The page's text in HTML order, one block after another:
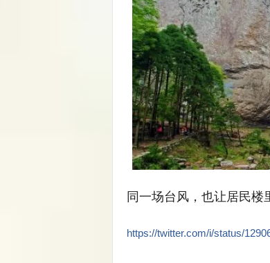
同一场台风，也让居民楼
https://twitter.com/i/status/